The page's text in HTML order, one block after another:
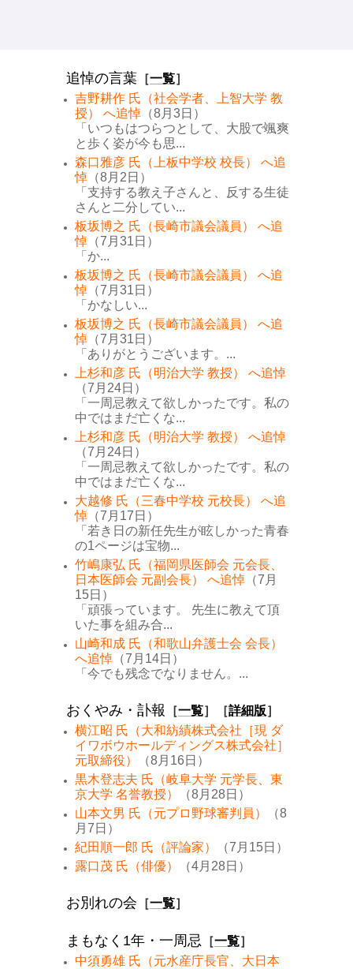
追悼の言葉 ［一覧］
吉野耕作 氏（社会学者、上智大学 教
授） へ追悼 （8月3日）
「いつもはつらつとして、大股で颯爽
と歩く姿が今も思...
森口雅彦 氏（上板中学校 校長） へ追
悼 （8月2日）
「支持する教え子さんと、反する生徒
さんと二分してい...
板坂博之 氏（長崎市議会議員） へ追
悼 （7月31日）
「か...
板坂博之 氏（長崎市議会議員） へ追
悼 （7月31日）
「かなしい...
板坂博之 氏（長崎市議会議員） へ追
悼 （7月31日）
「ありがとうございます。...
上杉和彦 氏（明治大学 教授） へ追悼
（7月24日）
「一周忌教えて欲しかったです。私の
中ではまだ亡くな...
上杉和彦 氏（明治大学 教授） へ追悼
（7月24日）
「一周忌教えて欲しかったです。私の
中ではまだ亡くな...
大越修 氏（三春中学校 元校長） へ追
悼 （7月17日）
「若き日の新任先生が眩しかった青春
の1ページは宝物...
竹嶋康弘 氏（福岡県医師会 元会長、
日本医師会 元副会長） へ追悼 （7月
15日）
「頑張っています。 先生に教えて頂
いた事を組み合...
山崎和成 氏（和歌山弁護士会 会長）
へ追悼 （7月14日）
「今でも残念でなりません。...
おくやみ・訃報 ［一覧］［詳細版］
横江昭 氏（大和紡績株式会社［現 ダ
イワボウホールディングス株式会社］
元取締役）
（8月16日）
黒木登志夫 氏（岐阜大学 元学長、東
京大学 名誉教授）
（8月28日）
山本文男 氏（元プロ野球審判員）
（8
月7日）
紀田順一郎 氏（評論家）
（7月15日）
露口茂 氏（俳優）
（4月28日）
お別れの会 ［一覧］
まもなく1年・一周忌 ［一覧］
中須勇雄 氏（元水産庁長官、大日本